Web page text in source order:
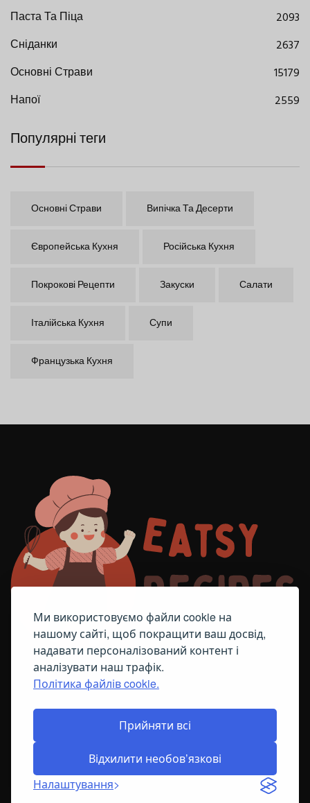
Ми використовуємо файли cookie на
нашому сайті, щоб покращити ваш досвід,
надавати персоналізований контент і
аналізувати наш трафік.
Політика файлів cookie.
Прийняти всі
Відхилити необов’язкові
Налаштування
Паста Та Піца
2093
Сніданки
2637
Основні Страви
15179
Напої
2559
Популярні теги
Основні Страви Випічка Та Десерти
Європейська Кухня Російська Кухня
Покрокові Рецепти Закуски Салати
Італійська Кухня Супи
Французька Кухня
ПОЛІТИКА ЩОДО ФАЙЛІВ COOKIE
© All Right Reserved2026